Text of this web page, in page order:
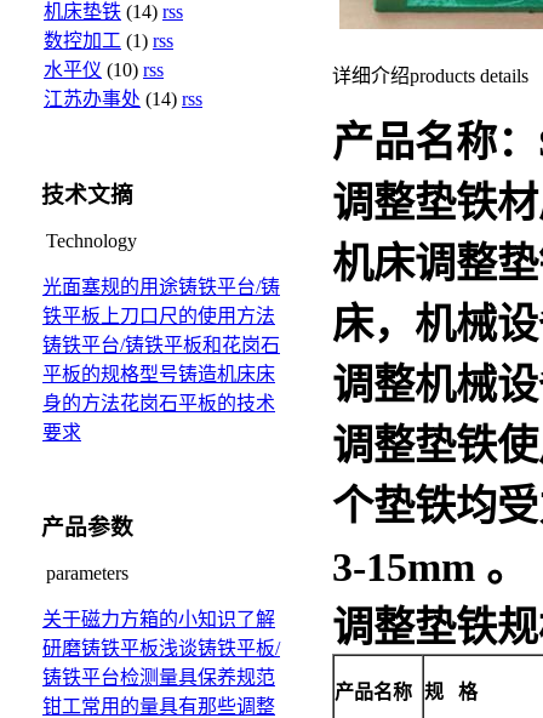
机床垫铁 (14) rss
数控加工 (1) rss
水平仪 (10) rss
江苏办事处 (14) rss
技术文摘
Technology
光面塞规的用途铸铁平台/铸
铁平板上刀口尺的使用方法
铸铁平台/铸铁平板和花岗石
平板的规格型号铸造机床床
身的方法花岗石平板的技术
要求
产品参数
parameters
关于磁力方箱的小知识了解
研磨铸铁平板浅谈铸铁平板/
铸铁平台检测量具保养规范
钳工常用的量具有那些调整
详细介绍products details
产品名称
调整垫铁
机床调整
床，机械
调整机械
调整垫铁
个垫铁均
3-15mm 。
调整垫铁
产品名称 规 格